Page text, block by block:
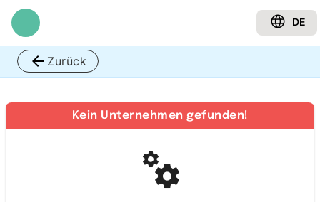
DE
Zurück
Kein Unternehmen gefunden!